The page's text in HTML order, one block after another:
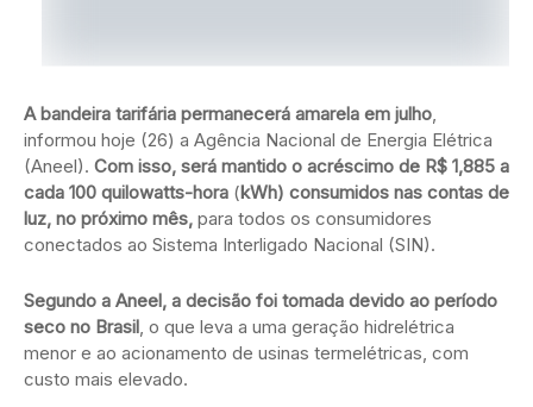
A bandeira tarifária permanecerá amarela em julho,
informou hoje (26) a Agência Nacional de Energia Elétrica
(Aneel). Com isso, será mantido o acréscimo de R$ 1,885 a
cada 100 quilowatts-hora (kWh) consumidos nas contas de
luz, no próximo mês, para todos os consumidores
conectados ao Sistema Interligado Nacional (SIN).
Segundo a Aneel, a decisão foi tomada devido ao período
seco no Brasil, o que leva a uma geração hidrelétrica
menor e ao acionamento de usinas termelétricas, com
custo mais elevado.